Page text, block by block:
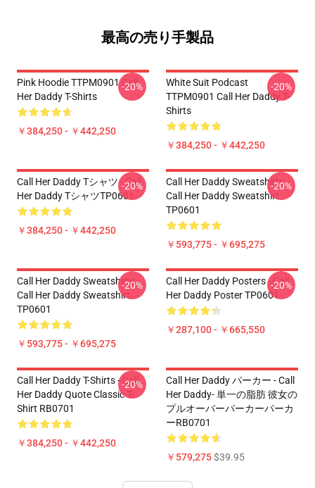
最高の売り手製品
Pink Hoodie TTPM0901 Call
Her Daddy T-Shirts
￥384,250 - ￥442,250
-20%
White Suit Podcast
TTPM0901 Call Her Daddy T-
Shirts
￥384,250 - ￥442,250
-20%
Call Her Daddy Tシャツ - Call
Her Daddy TシャツTP0601
￥384,250 - ￥442,250
-20%
Call Her Daddy Sweatshirts -
Call Her Daddy Sweatshirt
TP0601
￥593,775 - ￥695,275
-20%
Call Her Daddy Sweatshirts -
Call Her Daddy Sweatshirt
TP0601
￥593,775 - ￥695,275
-20%
Call Her Daddy Posters - Call
Her Daddy Poster TP0601
￥287,100 - ￥665,550
-20%
Call Her Daddy T-Shirts - Call
Her Daddy Quote Classic T-
Shirt RB0701
￥384,250 - ￥442,250
-20%
Call Her Daddy パーカー - Call
Her Daddy- 単一の脂肪 彼女の
プルオーバーパーカーパーカ
ーRB0701
￥579,275$39.95